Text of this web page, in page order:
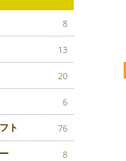
8
13
20
6
ト 76
8